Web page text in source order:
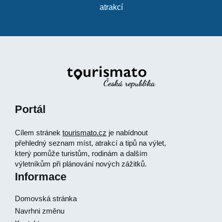
atrakcí
Portál
Cílem stránek tourismato.cz je nabídnout
přehledný seznam míst, atrakcí a tipů na výlet,
který pomůže turistům, rodinám a dalším
výletníkům při plánování nových zážitků.
Informace
Domovská stránka
Navrhni změnu